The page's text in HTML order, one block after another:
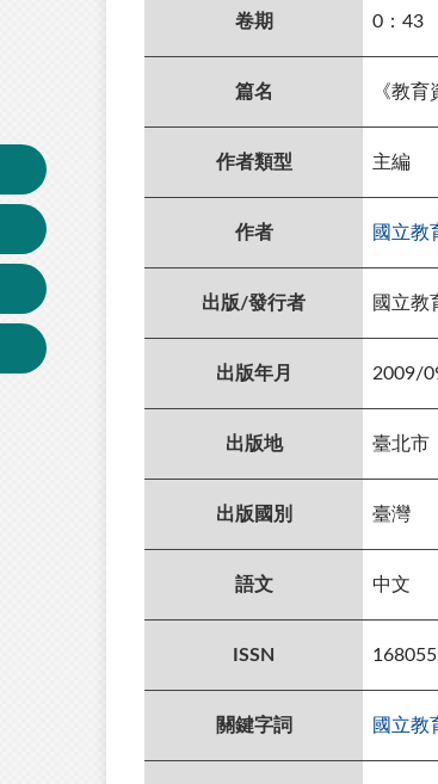
卷期 0：43
篇名 《教
作者類型 主編
作者 國立教
出版/發行者 國立教
出版年月 2009/
出版地 臺北市
出版國別 臺灣
語文 中文
ISSN
關鍵字詞 國立教